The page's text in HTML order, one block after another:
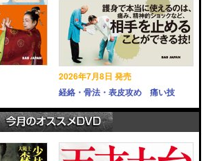
2026年7月8日 発売
経絡・骨法・表皮攻め 痛い技